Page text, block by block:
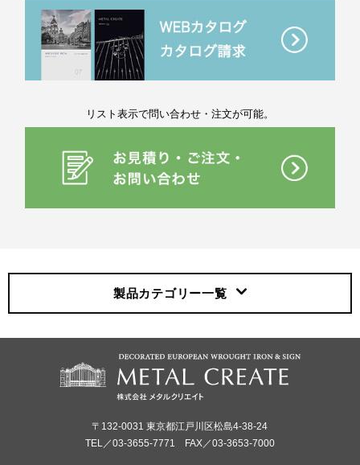
リスト表示で問い合わせ・注文が可能。
製品カテゴリー一覧
〒132-0031 東京都江戸川区松島4-38-24
TEL／03-3655-7771 FAX／03-3653-7000